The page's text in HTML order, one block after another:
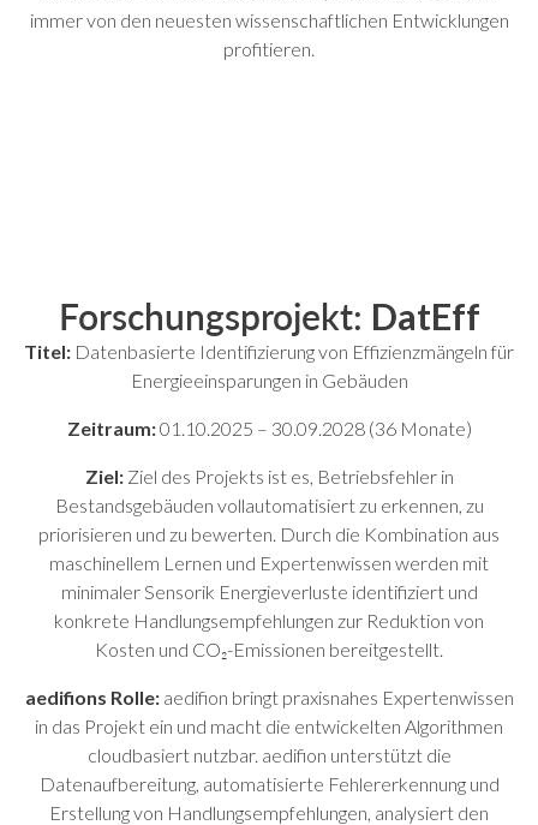
immer von den neuesten wissenschaftlichen Entwicklungen
profitieren.
Forschungsprojekt: DatEff
Titel: Datenbasierte Identifizierung von Effizienzmängeln für
Energieeinsparungen in Gebäuden
Zeitraum:01.10.2025 – 30.09.2028 (36 Monate)
Ziel:Ziel des Projekts ist es, Betriebsfehler in
Bestandsgebäuden vollautomatisiert zu erkennen, zu
priorisieren und zu bewerten. Durch die Kombination aus
maschinellem Lernen und Expertenwissen werden mit
minimaler Sensorik Energieverluste identifiziert und
konkrete Handlungsempfehlungen zur Reduktion von
Kosten und CO₂-Emissionen bereitgestellt.
aedifions Rolle:aedifion bringt praxisnahes Expertenwissen
in das Projekt ein und macht die entwickelten Algorithmen
cloudbasiert nutzbar. aedifion unterstützt die
Datenaufbereitung, automatisierte Fehlererkennung und
Erstellung von Handlungsempfehlungen, analysiert den